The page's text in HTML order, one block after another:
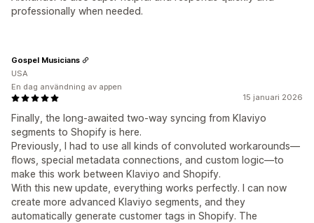
professionally when needed.
15 januari 2026
Finally, the long-awaited two-way syncing from Klaviyo
segments to Shopify is here.
Previously, I had to use all kinds of convoluted workarounds—
flows, special metadata connections, and custom logic—to
make this work between Klaviyo and Shopify.
With this new update, everything works perfectly. I can now
create more advanced Klaviyo segments, and they
automatically generate customer tags in Shopify. The
Gospel Musicians
USA
En dag användning av appen